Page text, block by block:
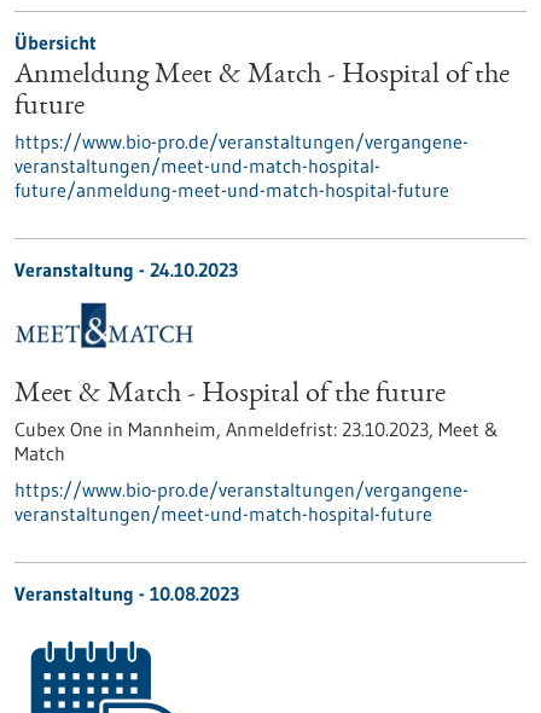
Übersicht
Anmeldung Meet & Match - Hospital of the
future
https://www.bio-pro.de/veranstaltungen/vergangene-
veranstaltungen/meet-und-match-hospital-
future/anmeldung-meet-und-match-hospital-future
Veranstaltung - 24.10.2023
Meet & Match - Hospital of the future
Cubex One in Mannheim, Anmeldefrist: 23.10.2023, Meet &
Match
https://www.bio-pro.de/veranstaltungen/vergangene-
veranstaltungen/meet-und-match-hospital-future
Veranstaltung - 10.08.2023